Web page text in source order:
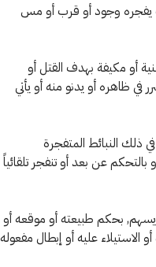
يفجره وجود أو قرب أو مس
أو مكيفة بهدف القتل أو
ظاهره أو يدنو منه أو يأتي
ذلك النبائط المتفجرة
عن بعد أو تنفجر تلقائياً
بحكم طبيعته أو موقعه أو
الاستيلاء عليه أو إبطال مفعوله